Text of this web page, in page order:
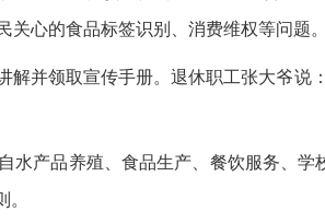
心的食品标签识别、消费维权等问题。
解并领取宣传手册。退休职工张大爷
水产品养殖、食品生产、餐饮服务、